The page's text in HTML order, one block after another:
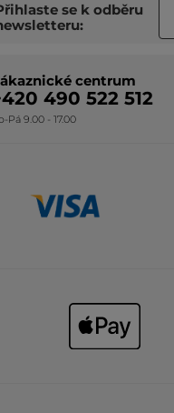
centrum
490 522 512
Pá 9.00 - 17.00